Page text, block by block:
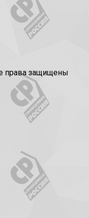
права защищены